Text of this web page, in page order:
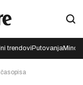
trendovi Putovanja